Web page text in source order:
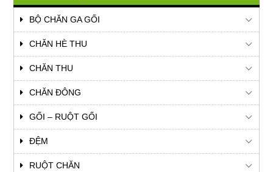
BỘ CHĂN GA GỐI
CHĂN HÈ THU
CHĂN THU
CHĂN ĐÔNG
GỐI – RUỘT GỐI
ĐỆM
RUỘT CHĂN